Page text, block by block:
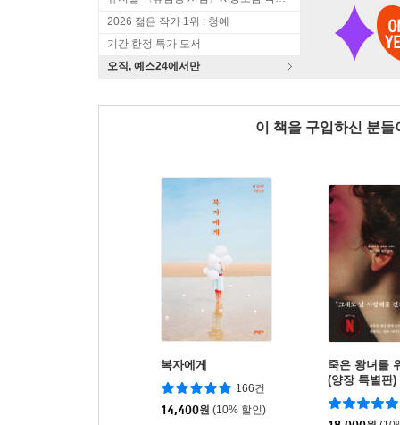
2026 젊은 작가 1위 : 청예
기간 한정 특가 도서
오직, 예스24에서만
이 책을 구입하신 분
복자에게
166건
14,400원 (10% 할인)
죽은 왕녀를
(양장 특별판)